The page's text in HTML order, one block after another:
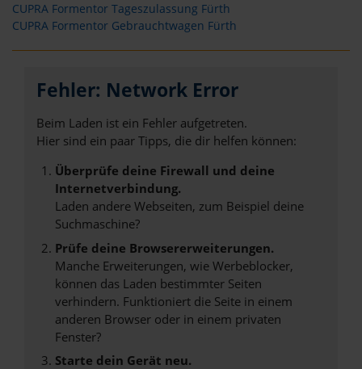
CUPRA Formentor Tageszulassung Fürth
CUPRA Formentor Gebrauchtwagen Fürth
Fehler: Network Error
Beim Laden ist ein Fehler aufgetreten.
Hier sind ein paar Tipps, die dir helfen können:
Überprüfe deine Firewall und deine
Internetverbindung.
Laden andere Webseiten, zum Beispiel deine
Suchmaschine?
Prüfe deine Browsererweiterungen.
Manche Erweiterungen, wie Werbeblocker,
können das Laden bestimmter Seiten
verhindern. Funktioniert die Seite in einem
anderen Browser oder in einem privaten
Fenster?
Starte dein Gerät neu.